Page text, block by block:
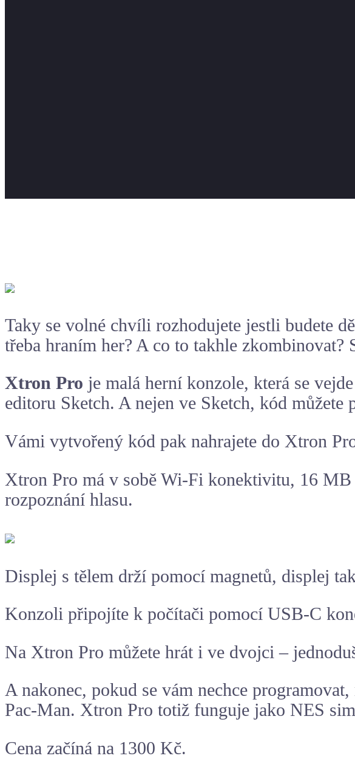
Taky se volné chvíli rozhodujete jestli budete
třeba hraním her? A co to takhle zkombinovat?
Xtron Pro je malá herní konzole, která se
editoru Sketch. A nejen ve Sketch, kód
Vámi vytvořený kód pak nahrajete do Xtron
Xtron Pro má v sobě Wi-Fi konektivitu, 16
rozpoznání hlasu.
Displej s tělem drží pomocí magnetů, displej
Konzoli připojíte k počítači pomocí USB-C
Na Xtron Pro můžete hrát i ve dvojci –
A nakonec, pokud se vám nechce
Pac-Man. Xtron Pro totiž funguje jako NES
Cena začíná na 1300 Kč.